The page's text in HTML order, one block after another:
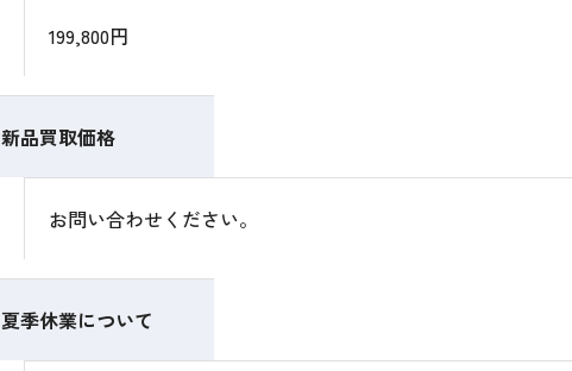
199,800円
新品買取価格
お問い合わせください。
夏季休業について